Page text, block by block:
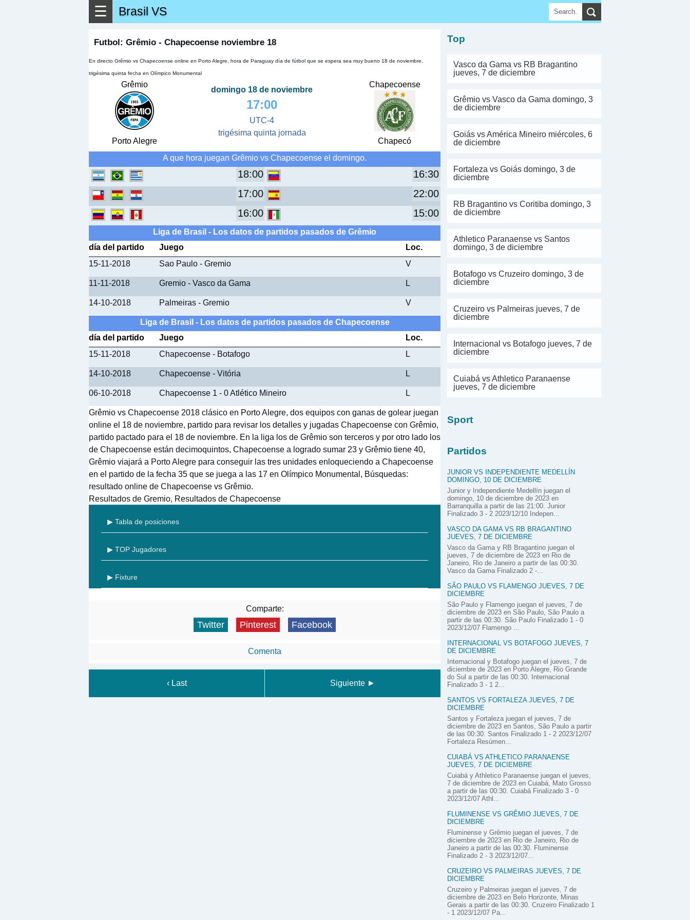
☰ Brasil VS
Futbol: Grêmio - Chapecoense noviembre 18
En directo Grêmio vs Chapecoense online en Porto Alegre, hora de Paraguay día de fútbol que se espera sea muy bueno 18 de noviembre,
trigésima quinta fecha en Olímpico Monumental
Grêmio
Porto Alegre
domingo 18 de noviembre
17:00
UTC-4
trigésima quinta jornada
Chapecoense
Chapecó
A que hora juegan Grêmio vs Chapecoense el domingo.
18:00
16:30
17:00
22:00
16:00
15:00
Liga de Brasil - Los datos de partidos pasados de Grêmio
día del partido
Juego
Loc.
15-11-2018
Sao Paulo - Gremio V
11-11-2018 Gremio - Vasco da Gama L
14-10-2018 Palmeiras - Gremio V
Liga de Brasil - Los datos de partidos pasados de Chapecoense
día del partido
Juego
Loc.
15-11-2018
Chapecoense - Botafogo L
14-10-2018 Chapecoense - Vitória L
06-10-2018 Chapecoense 1 - 0 Atlético Mineiro L
Grêmio vs Chapecoense 2018 clásico en Porto Alegre, dos equipos con ganas de golear juegan
online el 18 de noviembre, partido para revisar los detalles y jugadas Chapecoense con Grêmio,
partido pactado para el 18 de noviembre. En la liga los de Grêmio son terceros y por otro lado los
de Chapecoense están decimoquintos, Chapecoense a logrado sumar 23 y Grêmio tiene 40,
Grêmio viajará a Porto Alegre para conseguir las tres unidades enloqueciendo a Chapecoense
en el partido de la fecha 35 que se juega a las 17 en Olímpico Monumental, Búsquedas:
resultado online de Chapecoense vs Grêmio.
Resultados de Gremio, Resultados de Chapecoense
▶ Tabla de posiciones
▶ TOP Jugadores
▶ Fixture
Comparte:
Twitter Pinterest Facebook
Comenta
‹ Last Siguiente ►
Top
Vasco da Gama vs RB Bragantino
jueves, 7 de diciembre
Grêmio vs Vasco da Gama domingo, 3
de diciembre
Goiás vs América Mineiro miércoles, 6
de diciembre
Fortaleza vs Goiás domingo, 3 de
diciembre
RB Bragantino vs Coritiba domingo, 3
de diciembre
Athletico Paranaense vs Santos
domingo, 3 de diciembre
Botafogo vs Cruzeiro domingo, 3 de
diciembre
Cruzeiro vs Palmeiras jueves, 7 de
diciembre
Internacional vs Botafogo jueves, 7 de
diciembre
Cuiabá vs Athletico Paranaense
jueves, 7 de diciembre
Sport
Partidos
JUNIOR VS INDEPENDIENTE MEDELLÍN
DOMINGO, 10 DE DICIEMBRE
Junior y Independiente Medellín juegan el
domingo, 10 de diciembre de 2023 en
Barranquilla a partir de las 21:00. Junior
Finalizado 3 - 2 2023/12/10 Indepen...
VASCO DA GAMA VS RB BRAGANTINO
JUEVES, 7 DE DICIEMBRE
Vasco da Gama y RB Bragantino juegan el
jueves, 7 de diciembre de 2023 en Rio de
Janeiro, Rio de Janeiro a partir de las 00:30.
Vasco da Gama Finalizado 2 -...
SÃO PAULO VS FLAMENGO JUEVES, 7 DE
DICIEMBRE
São Paulo y Flamengo juegan el jueves, 7 de
diciembre de 2023 en São Paulo, São Paulo a
partir de las 00:30. São Paulo Finalizado 1 - 0
2023/12/07 Flamengo ...
INTERNACIONAL VS BOTAFOGO JUEVES, 7
DE DICIEMBRE
Internacional y Botafogo juegan el jueves, 7 de
diciembre de 2023 en Porto Alegre, Rio Grande
do Sul a partir de las 00:30. Internacional
Finalizado 3 - 1 2...
SANTOS VS FORTALEZA JUEVES, 7 DE
DICIEMBRE
Santos y Fortaleza juegan el jueves, 7 de
diciembre de 2023 en Santos, São Paulo a partir
de las 00:30. Santos Finalizado 1 - 2 2023/12/07
Fortaleza Resúmen...
CUIABÁ VS ATHLETICO PARANAENSE
JUEVES, 7 DE DICIEMBRE
Cuiabá y Athletico Paranaense juegan el jueves,
7 de diciembre de 2023 en Cuiabá, Mato Grosso
a partir de las 00:30. Cuiabá Finalizado 3 - 0
2023/12/07 Athl...
FLUMINENSE VS GRÊMIO JUEVES, 7 DE
DICIEMBRE
Fluminense y Grêmio juegan el jueves, 7 de
diciembre de 2023 en Rio de Janeiro, Rio de
Janeiro a partir de las 00:30. Fluminense
Finalizado 2 - 3 2023/12/07...
CRUZEIRO VS PALMEIRAS JUEVES, 7 DE
DICIEMBRE
Cruzeiro y Palmeiras juegan el jueves, 7 de
diciembre de 2023 en Belo Horizonte, Minas
Gerais a partir de las 00:30. Cruzeiro Finalizado 1
- 1 2023/12/07 Pa...
▶ Ver más ▼